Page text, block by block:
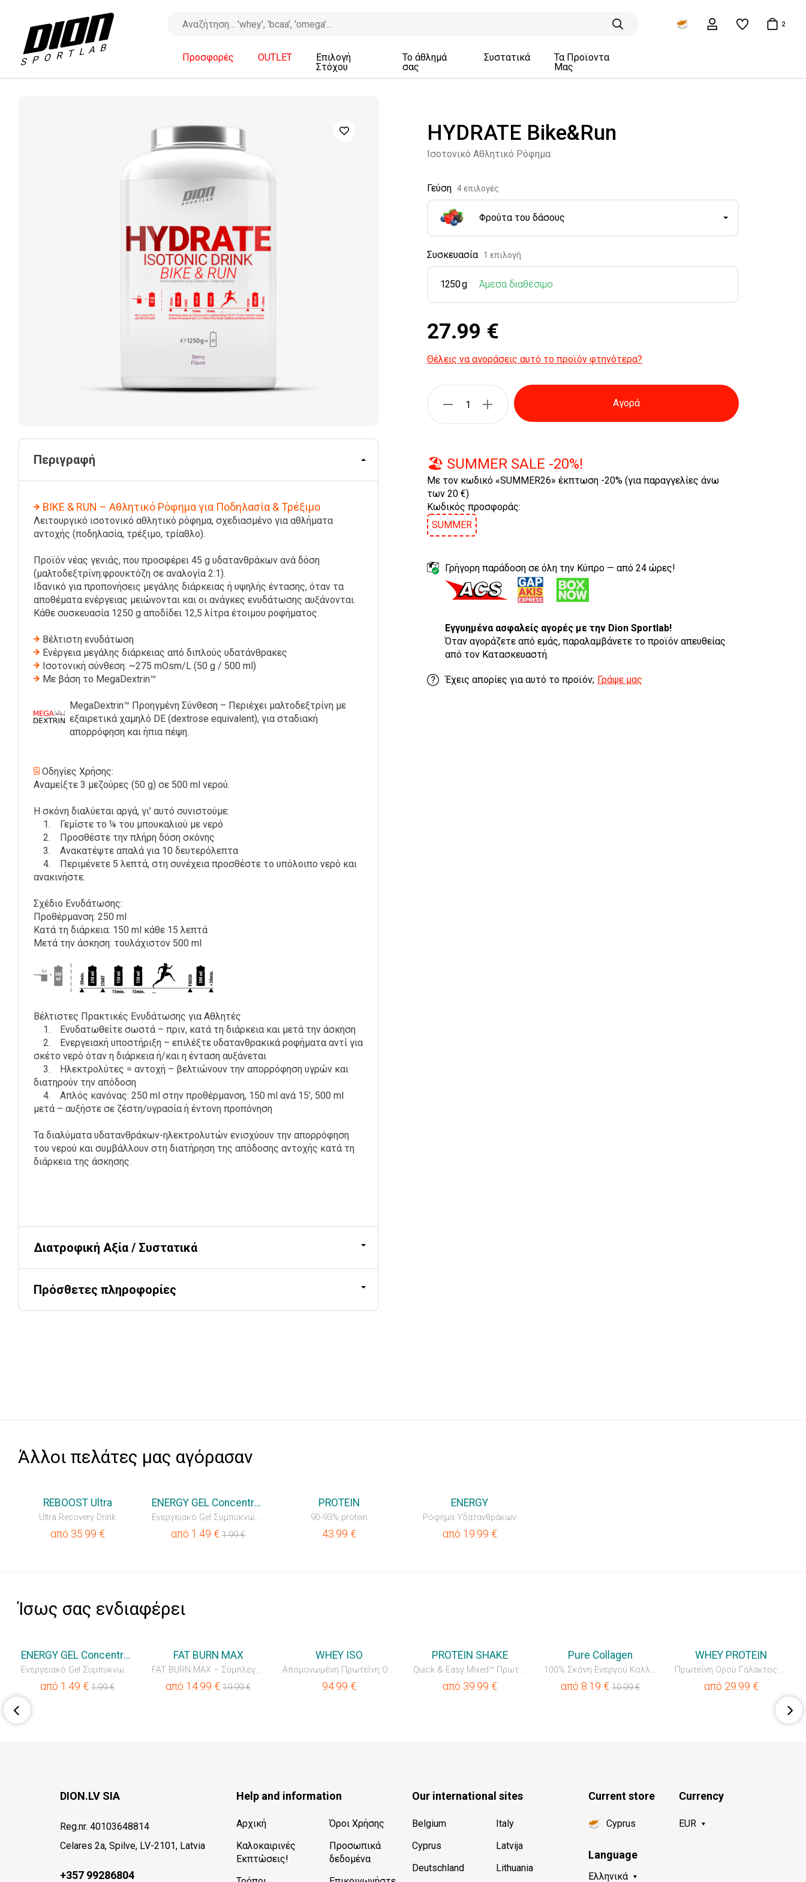
Προσφορές OUTLET
Επιλογή
Στόχου
Το άθλημά
σας
Συστατικά
Τα Προϊοντα
Μας
2
Περιγραφή
BIKE & RUN – Αθλητικό Ρόφημα για Ποδηλασία & Τρέξιμο
Λειτουργικό ισοτονικό αθλητικό ρόφημα, σχεδιασμένο για αθλήματα
αντοχής (ποδηλασία, τρέξιμο, τρίαθλο).
Προϊόν νέας γενιάς, που προσφέρει 45 g υδατανθράκων ανά δόση
(μαλτοδεξτρίνη:φρουκτόζη σε αναλογία 2:1).
Ιδανικό για προπονήσεις μεγάλης διάρκειας ή υψηλής έντασης, όταν τα
αποθέματα ενέργειας μειώνονται και οι ανάγκες ενυδάτωσης αυξάνονται.
Κάθε συσκευασία 1250 g αποδίδει 12,5 λίτρα έτοιμου ροφήματος.
Βέλτιστη ενυδάτωση
Ενέργεια μεγάλης διάρκειας από διπλούς υδατάνθρακες
Ισοτονική σύνθεση: ~275 mOsm/L (50 g / 500 ml)
Με βάση το MegaDextrin™
MegaDextrin™ Προηγμένη Σύνθεση – Περιέχει μαλτοδεξτρίνη με
εξαιρετικά χαμηλό DE (dextrose equivalent), για σταδιακή
απορρόφηση και ήπια πέψη.
Οδηγίες Χρήσης:
Αναμείξτε 3 μεζούρες (50 g) σε 500 ml νερού.
Η σκόνη διαλύεται αργά, γι' αυτό συνιστούμε:
1. Γεμίστε το ¼ του μπουκαλιού με νερό
2. Προσθέστε την πλήρη δόση σκόνης
3. Ανακατέψτε απαλά για 10 δευτερόλεπτα
4. Περιμένετε 5 λεπτά, στη συνέχεια προσθέστε το υπόλοιπο νερό και
ανακινήστε.
Σχέδιο Ενυδάτωσης:
Προθέρμανση: 250 ml
Κατά τη διάρκεια: 150 ml κάθε 15 λεπτά
Μετά την άσκηση: τουλάχιστον 500 ml
Βέλτιστες Πρακτικές Ενυδάτωσης για Αθλητές
1. Ενυδατωθείτε σωστά – πριν, κατά τη διάρκεια και μετά την άσκηση
2. Ενεργειακή υποστήριξη – επιλέξτε υδατανθρακικά ροφήματα αντί για
σκέτο νερό όταν η διάρκεια ή/και η ένταση αυξάνεται
3. Ηλεκτρολύτες = αντοχή – βελτιώνουν την απορρόφηση υγρών και
διατηρούν την απόδοση
4. Απλός κανόνας: 250 ml στην προθέρμανση, 150 ml ανά 15’, 500 ml
μετά – αυξήστε σε ζέστη/υγρασία ή έντονη προπόνηση
Τα διαλύματα υδατανθράκων-ηλεκτρολυτών ενισχύουν την απορρόφηση
του νερού και συμβάλλουν στη διατήρηση της απόδοσης αντοχής κατά τη
διάρκεια της άσκησης.
Διατροφική Αξία / Συστατικά
Πρόσθετες πληροφορίες
HYDRATE Bike&Run
Ισοτονικό Αθλητικό Ρόφημα
Γεύση 4 επιλογές
Φρούτα του δάσους
Συσκευασία 1 επιλογή
1250 g Άμεσα διαθέσιμο
27.99 €
Θέλεις να αγοράσεις αυτό το προϊόν φτηνότερα?
Αγορά
🏖️ SUMMER SALE -20%!
Με τον κωδικό «SUMMER26» έκπτωση -20% (για παραγγελίες άνω
των 20 €)
Κωδικός προσφοράς:
SUMMER
Γρήγορη παράδοση σε όλη την Κύπρο — από 24 ώρες!
Εγγυημένα ασφαλείς αγορές με την Dion Sportlab!
Όταν αγοράζετε από εμάς, παραλαμβάνετε το προϊόν απευθείας
από τον Κατασκευαστή.
Έχεις απορίες για αυτό το προϊόν; Γράψε μας
Άλλοι πελάτες μας αγόρασαν
REBOOST Ultra
Ultra Recovery Drink
από 35.99 €
ENERGY GEL Concentrated
Ενεργειακό Gel Συμπυκνωμένο
από 1.49 € 1.99€
PROTEIN
90-93% protein
43.99 €
ENERGY
Ρόφημα Υδατανθράκων
από 19.99 €
Ίσως σας ενδιαφέρει
ENERGY GEL Concentrated
Ενεργειακό Gel Συμπυκνωμένο
από 1.49 € 1.99€
FAT BURN MAX
FAT BURN MAX – Σύμπλεγμα Καύσης Λίπους & Έλεγχου Όρεξης
από 14.99 € 19.99€
WHEY ISO
Απομονωμένη Πρωτεΐνη Ορού Γάλακτος (WPI)
94.99 €
PROTEIN SHAKE
Quick & Easy Mixed™ Πρωτεϊνικό κοκτέιλ
από 39.99 €
Pure Collagen
100% Σκόνη Ενεργού Κολλαγόνου
από 8.19 € 10.99€
WHEY PROTEIN
Πρωτεΐνη Ορού Γάλακτος WheyPlex™ (WPC + WPI)
από 29.99 €
DION.LV SIA
Reg.nr. 40103648814
Celares 2a, Spilve, LV-2101, Latvia
+357 99286804
Help and information
Αρχική
Καλοκαιρινές
Εκπτώσεις!
Όροι Χρήσης
Προσωπικά
δεδομένα
Our international sites
Belgium
Cyprus
Deutschland
Italy
Latvija
Lithuania
Current store
Cyprus
Language
Ελληνικά
Currency
EUR